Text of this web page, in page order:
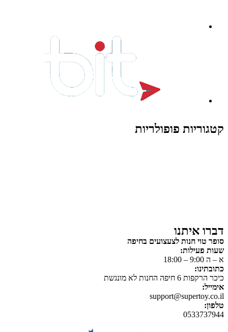
קטגוריות פופולריות
דברו איתנו
סופר טוי חנות לצעצועים בחיפה
שעות פעילות:
א – ה 9:00 – 18:00
כתובתינו:
כיכר הרקפות 6 חיפה החנות לא מונגשת
אימייל:
support@supertoy.co.il
טלפון:
0533737944